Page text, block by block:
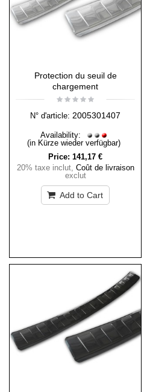
Protection du seuil de
chargement
N° d'article: 2005301407
Availability:
(in Kürze wieder verfügbar)
Price: 141,17 €
20% taxe inclut, Coût de livraison
exclut
Add to Cart